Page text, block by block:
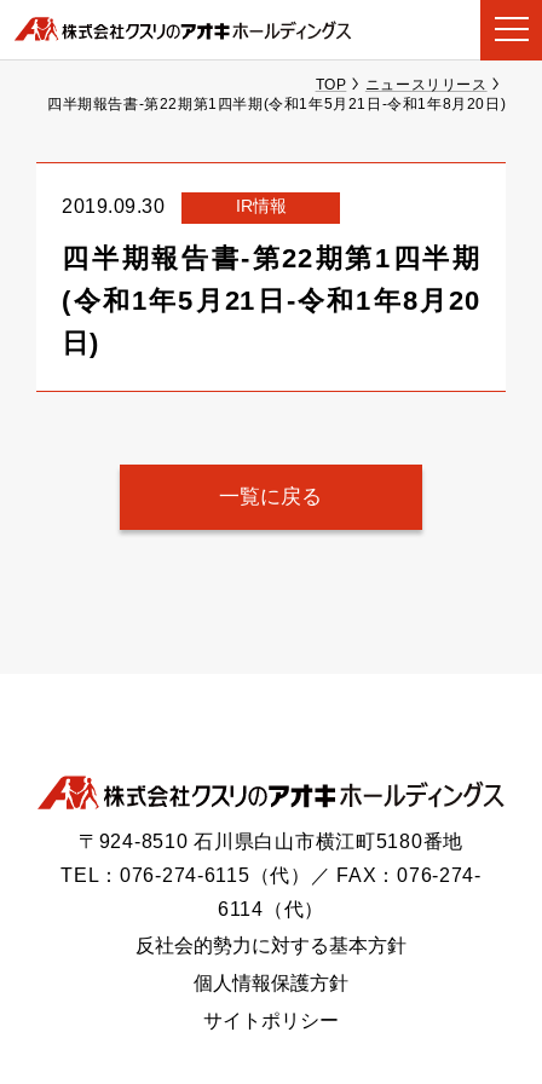
TOP
ニュースリリース
四半期報告書-第22期第1四半期(令和1年5月21日-令和1年8月20日)
2019.09.30 IR情報
四半期報告書-第22期第1四半期
(令和1年5月21日-令和1年8月20
日)
一覧に戻る
〒924-8510 石川県白山市横江町5180番地
TEL：076-274-6115（代）／ FAX：076-274-
6114（代）
反社会的勢力に対する基本方針
個人情報保護方針
サイトポリシー